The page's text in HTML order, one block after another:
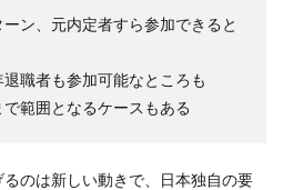
ーン、元内定者すら参加できると
退職者も参加可能なところも
で範囲となるケースもある
のは新しい動きで、日本独自の要